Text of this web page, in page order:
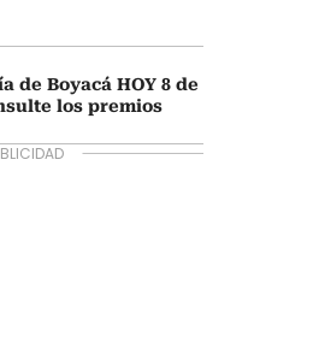
de Boyacá HOY 8 de
los premios